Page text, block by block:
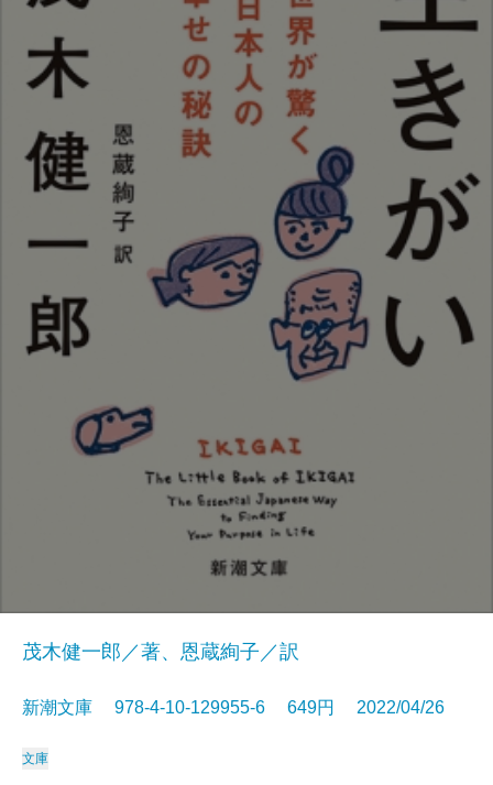
茂木健一郎／著、恩蔵絢子／訳
新潮文庫 978-4-10-129955-6 649円 2022/04/26
文庫